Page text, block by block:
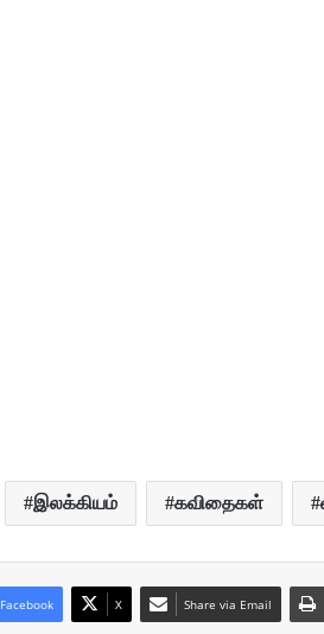
இலக்கியம் கவிதைகள்
Facebook X Share via Email